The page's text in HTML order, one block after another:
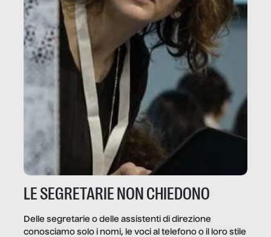
LE SEGRETARIE NON CHIEDONO
Delle segretarie o delle assistenti di direzione
conosciamo solo i nomi, le voci al telefono o il loro stile